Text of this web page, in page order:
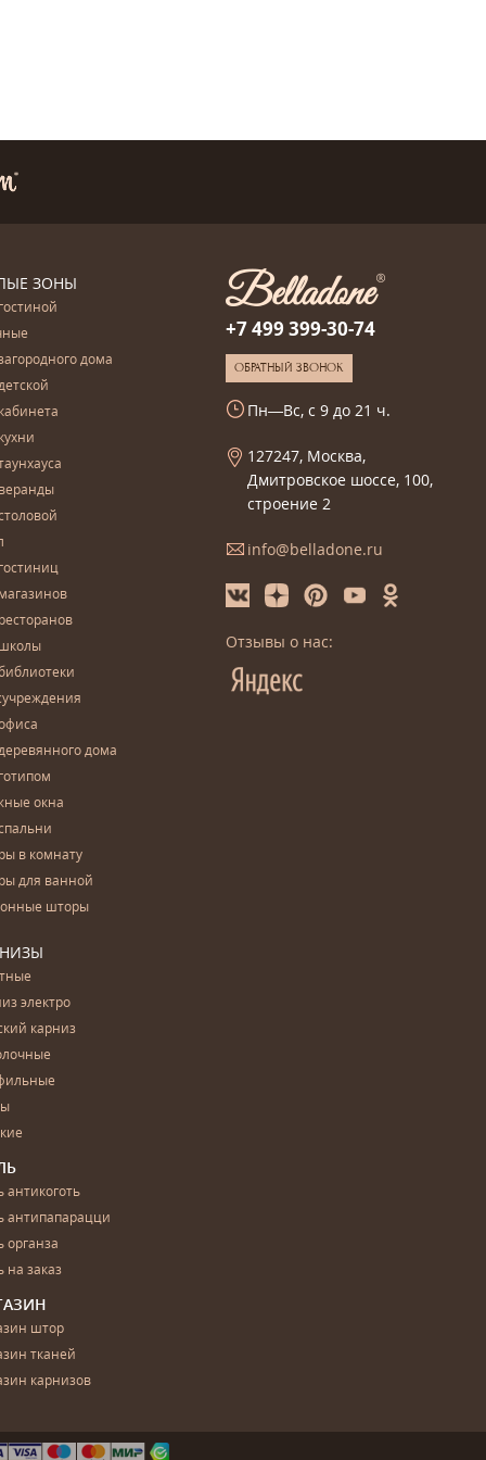
ЗОНЫ
дома
дома
окна
в комнату
для ванной
шторы
электро
карниз
антикоготь
антипапарацци
органза
на заказ
штор
тканей
карнизов
+7 499 399-30-74
ОБРАТНЫЙ ЗВОНОК
Пн—Вс, с 9 до 21 ч.
127247, Москва,
Дмитровское шоссе, 100,
строение 2
info@belladone.ru
Отзывы о нас: